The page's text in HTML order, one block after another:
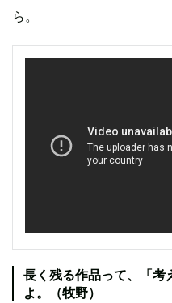
ら。
長く残る作品って、「考
よ。（牧野）